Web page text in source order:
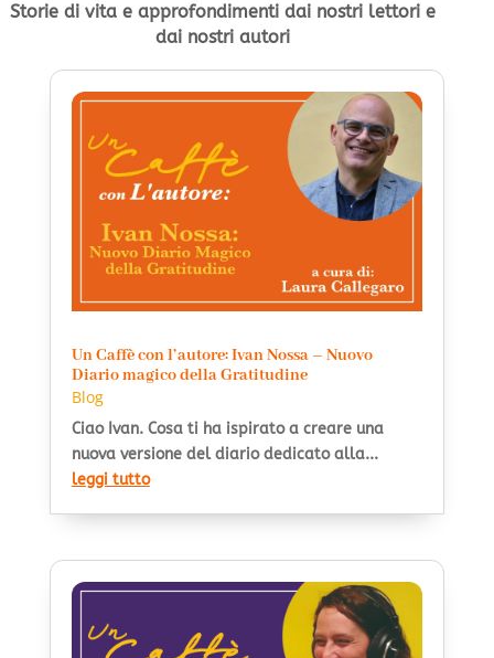
Storie di vita e approfondimenti dai nostri lettori e
dai nostri autori
Un Caffè con l’autore: Ivan Nossa – Nuovo
Diario magico della Gratitudine
Blog
Ciao Ivan. Cosa ti ha ispirato a creare una
nuova versione del diario dedicato alla...
leggi tutto